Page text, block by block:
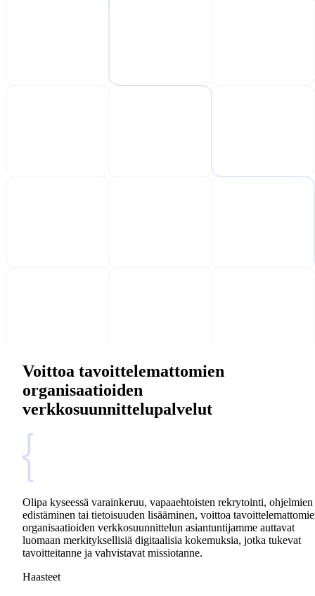
Voittoa tavoittelemattomien
organisaatioiden
verkkosuunnittelupalvelut
Olipa kyseessä varainkeruu, vapaaehtoisten rekrytointi, ohjelmien
edistäminen tai tietoisuuden lisääminen, voittoa
organisaatioiden verkkosuunnittelun asiantuntijamme auttavat
luomaan merkityksellisiä digitaalisia kokemuksia, jotka tukevat
tavoitteitanne ja vahvistavat missiotanne.
Haasteet